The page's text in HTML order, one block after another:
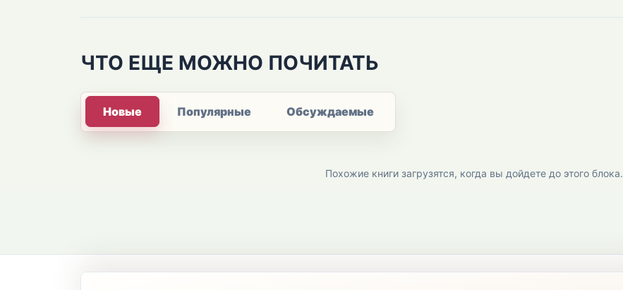
ЧТО ЕЩЕ МОЖНО ПОЧИТАТЬ
Новые Популярные Обсуждаемые
Похожие книги загрузятся, когда вы дойдете до этого блока.